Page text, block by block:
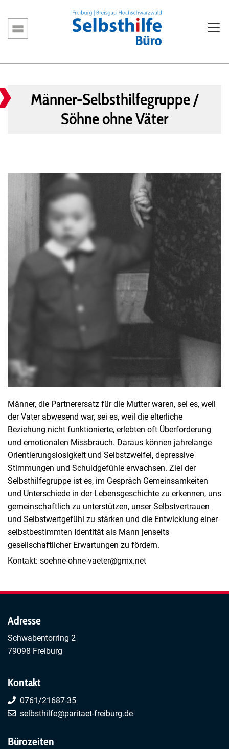
zum
Inhalt
Hauptnavigation
Männer-Selbsthilfegruppe /
Söhne ohne Väter
Männer, die Partnerersatz für die Mutter waren, sei es, weil
der Vater abwesend war, sei es, weil die elterliche
Beziehung nicht funktionierte, erlebten oft Überforderung
und emotionalen Missbrauch. Daraus können jahrelange
Orientierungslosigkeit und Selbstzweifel, depressive
Stimmungen und Schuldgefühle erwachsen. Ziel der
Selbsthilfegruppe ist es, im Gespräch Gemeinsamkeiten
und Unterschiede in der Lebensgeschichte zu erkennen, uns
gemeinschaftlich zu unterstützen, unser Selbstvertrauen
und Selbstwertgefühl zu stärken und die Entwicklung einer
selbstbestimmten Identität als Mann jenseits
gesellschaftlicher Erwartungen zu fördern.
Kontakt: soehne-ohne-vaeter@gmx.net
Adresse
Schwabentorring 2
79098 Freiburg
Kontakt
0761/21687-35
selbsthilfe@paritaet-freiburg.de
Bürozeiten